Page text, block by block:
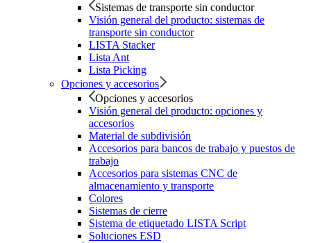
Sistemas de transporte sin conductor
Visión general del producto: sistemas de
transporte sin conductor
LISTA Stacker
Lista Ant
Lista Picking
Opciones y accesorios
Opciones y accesorios
Visión general del producto: opciones y
accesorios
Material de subdivisión
Accesorios para bancos de trabajo y puestos de
trabajo
Accesorios para sistemas CNC de
almacenamiento y transporte
Colores
Sistemas de cierre
Sistema de etiquetado LISTA Script
Soluciones ESD